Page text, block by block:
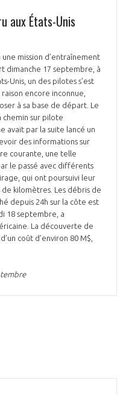
aux États-Unis
mission d’entraînement
dimanche 17 septembre, à
Unis, un des pilotes s’est
encore inconnue,
à sa base de départ. Le
chemin sur pilote
avait par la suite lancé un
des informations sur
courante, une telle
le passé avec différents
qui ont poursuivi leur
kilomètres. Les débris de
depuis 24h sur la côte est
18 septembre, a
La découverte de
coût d’environ 80 M$,